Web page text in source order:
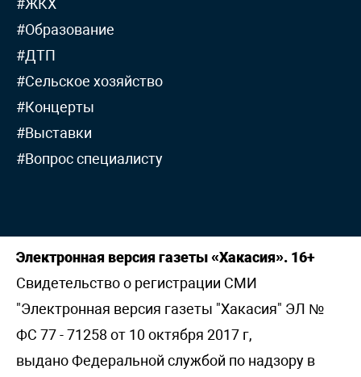
#ЖКХ
#Образование
#ДТП
#Сельское хозяйство
#Концерты
#Выставки
#Вопрос специалисту
Электронная версия газеты «Хакасия». 16+
Свидетельство о регистрации СМИ
"Электронная версия газеты "Хакасия" ЭЛ №
ФС 77 - 71258 от 10 октября 2017 г,
выдано Федеральной службой по надзору в